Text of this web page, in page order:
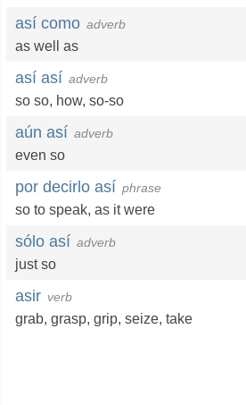
así como adverb
as well as
así así adverb
so so, how, so-so
aún así adverb
even so
por decirlo así phrase
so to speak, as it were
sólo así adverb
just so
asir verb
grab, grasp, grip, seize, take